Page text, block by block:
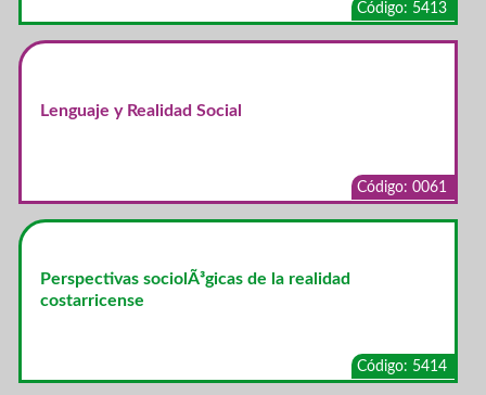
Código: 5413
Lenguaje y Realidad Social
Código: 0061
Perspectivas sociolÃ³gicas de la realidad
costarricense
Código: 5414